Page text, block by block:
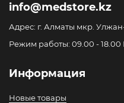
info@medstore.kz
Адрес: г. Алматы мкр.
Режим работы: 09.00 - 18.00
Информация
Новые товары